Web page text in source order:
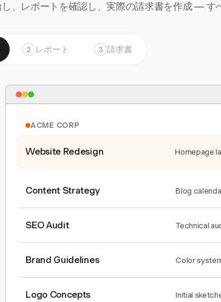
、レポートを確認し、実際の請求書を作成 — す
2 レポート 3 請求書
ACME CORP
Website Redesign Homepage
Content Strategy Blog
SEO Audit Technical
Brand Guidelines Color
Logo Concepts Initial